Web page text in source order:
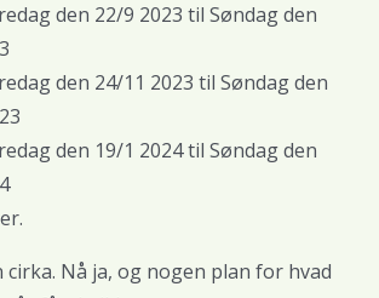
den 22/9 2023 til Søndag den
den 24/11 2023 til Søndag den
den 19/1 2024 til Søndag den
cirka. Nå ja, og nogen plan for hvad